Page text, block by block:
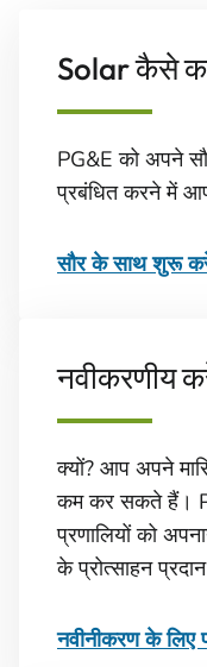
Solar कैसे
PG&E को अपने
प्रबंधित करने में
सौर के साथ शुरू
नवीकरणीय
क्यों? आप अपने
कम कर सकते हैं।
प्रणालियों को
के प्रोत्साहन
नवीनीकरण के लिए